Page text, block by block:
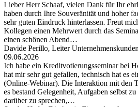
Lieber Herr Schaaf, vielen Dank für Ihr
haben durch Ihre Souveränität und hoher
sehr guten Eindruck hinterlassen. Freut
Kollegen einen Mehrwert durch das
einen schönen Abend…
Davide Perillo, Leiter
09.06.2026
Ich habe ein Kreditvotierungsseminar bei
hat mir sehr gut gefallen, technisch hat es
(Online-Webinar). Die Interaktion mit den
es bestand Gelegenheit, Aufgaben selbst
darüber zu sprechen,…